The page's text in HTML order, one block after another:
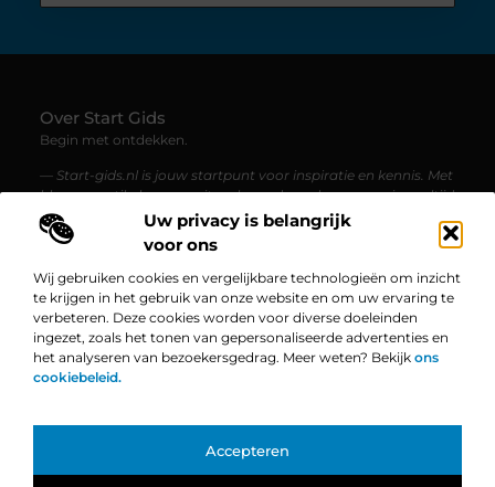
Uw privacy is belangrijk
voor ons
Wij gebruiken cookies en vergelijkbare technologieën om inzicht
te krijgen in het gebruik van onze website en om uw ervaring te
verbeteren. Deze cookies worden voor diverse doeleinden
ingezet, zoals het tonen van gepersonaliseerde advertenties en
het analyseren van bezoekersgedrag. Meer weten? Bekijk ons
cookiebeleid.
Accepteren
Over Start Gids
Begin met ontdekken.
— Start-gids.nl is jouw startpunt voor inspiratie en kennis. Met
blogs en artikelen over uiteenlopende onderwerpen, is er altijd
iets nieuws te lezen.
Onze informatie